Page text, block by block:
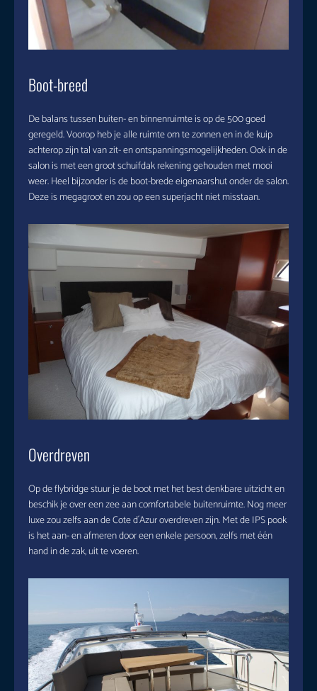
Boot-breed
De balans tussen buiten- en binnenruimte is op de 500 goed
geregeld. Voorop heb je alle ruimte om te zonnen en in de kuip
achterop zijn tal van zit- en ontspanningsmogelijkheden. Ook in de
salon is met een groot schuifdak rekening gehouden met mooi
weer. Heel bijzonder is de boot-brede eigenaarshut onder de salon.
Deze is megagroot en zou op een superjacht niet misstaan.
Overdreven
Op de flybridge stuur je de boot met het best denkbare uitzicht en
beschik je over een zee aan comfortabele buitenruimte. Nog meer
luxe zou zelfs aan de Cote d´Azur overdreven zijn. Met de IPS pook
is het aan- en afmeren door een enkele persoon, zelfs met één
hand in de zak, uit te voeren.